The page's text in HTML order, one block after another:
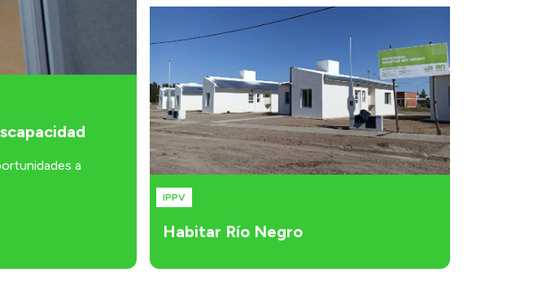
a
Habitar Río Negro
IPPV